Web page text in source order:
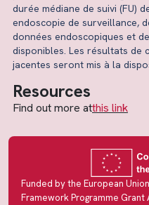
durée médiane de suivi (FU)
endoscopie de surveillance,
données endoscopiques et
disponibles. Les résultats de
jacentes seront mis à la
Resources
Find out more atthis link
Funded by the European
Framework Programme Grant